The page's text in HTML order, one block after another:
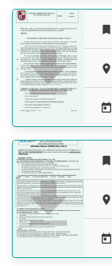







